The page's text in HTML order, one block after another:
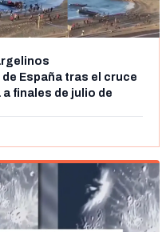
España tras el cruce
finales de julio de